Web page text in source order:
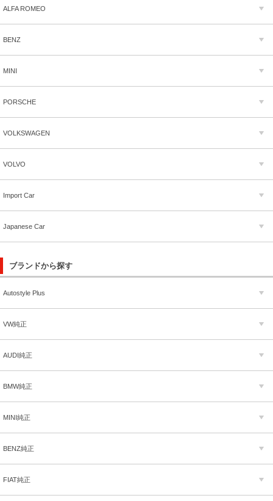
ALFA ROMEO
BENZ
MINI
PORSCHE
VOLKSWAGEN
VOLVO
Import Car
Japanese Car
ブランドから探す
Autostyle Plus
VW純正
AUDI純正
BMW純正
MINI純正
BENZ純正
FIAT純正